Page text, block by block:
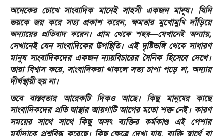
অনেকের চোখে সাংবাদিক মানেই সাহসী একজন মানুষ। যিনি
ভয়কে জয় করে সত্য প্রকাশ করেন, ক্ষমতার মুখোমুখি দাঁড়িয়ে
অন্যায়ের প্রতিবাদ করেন। গ্রাম থেকে শহর—যেখানেই অন্যায়,
সেখানেই যেন সাংবাদিকের উপস্থিতি। এই দৃষ্টিভঙ্গি থেকে সাধারণ
মানুষ সাংবাদিকদের একজন ন্যায়বিচারের সৈনিক হিসেবে দেখে।
তারা বিশ্বাস করে, সাংবাদিকরা থাকলে সত্য চাপা পড়ে না, অন্যায়
দীর্ঘস্থায়ী হয় না।
তবে বাস্তবতার আরেকটি দিকও আছে। কিছু মানুষের কাছে
সাংবাদিকদের প্রতি আস্থার জায়গাটি আগের মতো শক্ত নেই। কারণ
সময়ের সাথে সাথে কিছু অসৎ ব্যক্তির কর্মকাণ্ড এই পেশার